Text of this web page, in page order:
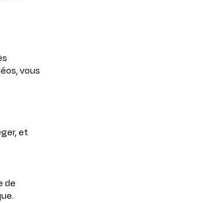
vous
et
de